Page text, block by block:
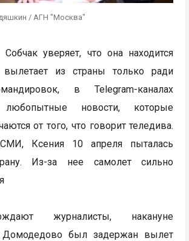
/ АГН "Москва"
уверяет, что она находится
из страны только ради
в Telegram-каналах
любопытные новости, которые
от того, что говорит теледива.
Ксения 10 апреля пыталась
Из-за нее самолет сильно
журналисты, накануне
Домодедово был задержан вылет